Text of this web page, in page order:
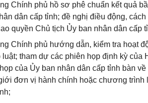
Chính phủ hồ sơ phê chuẩn kết quả
dân cấp tỉnh; đề nghị điều động,
quyền Chủ tịch Ủy ban nhân dân cấp
Chính phủ hướng dẫn, kiểm tra hoạt
tham dự các phiên họp định kỳ của
của Ủy ban nhân dân cấp tỉnh bàn
đơn vị hành chính hoặc chương trình